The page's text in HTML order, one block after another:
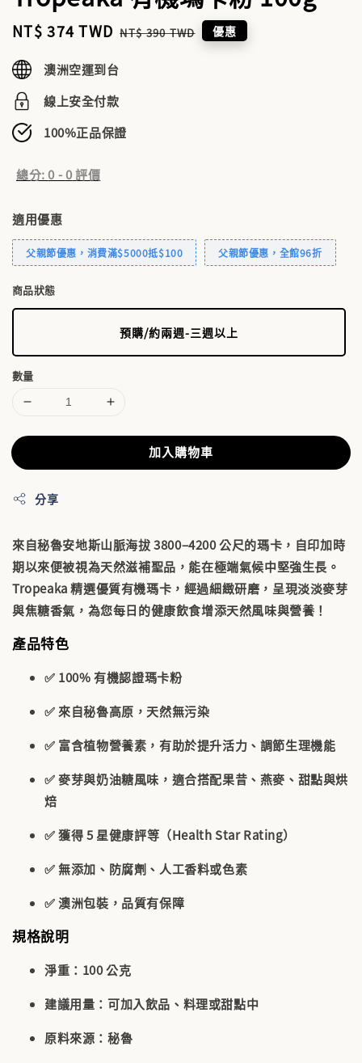
Sale
NT$ 374 TWD Regular
NT$ 390 TWD 優惠
澳洲空運到台
線上安全付款
100%正品保證
總分:0 -0評價
適用優惠
父親節優惠，消費滿$5000抵$100 父親節優惠，全館96折
商品狀態
預購/約兩週-三週以上
數量
加入購物車
分享
來自秘魯安地斯山脈海拔 3800–4200 公尺的瑪卡，自印加時
期以來便被視為天然滋補聖品，能在極端氣候中堅強生長。
Tropeaka 精選優質有機瑪卡，經過細緻研磨，呈現淡淡麥芽
與焦糖香氣，為您每日的健康飲食增添天然風味與營養！
產品特色
✅ 100% 有機認證瑪卡粉
✅ 來自秘魯高原，天然無污染
✅ 富含植物營養素，有助於提升活力、調節生理機能
✅ 麥芽與奶油糖風味，適合搭配果昔、燕麥、甜點與烘
焙
✅ 獲得5 星健康評等（Health Star Rating）
✅ 無添加、防腐劑、人工香料或色素
✅ 澳洲包裝，品質有保障
規格說明
淨重：100 公克
建議用量：可加入飲品、料理或甜點中
原料來源：秘魯